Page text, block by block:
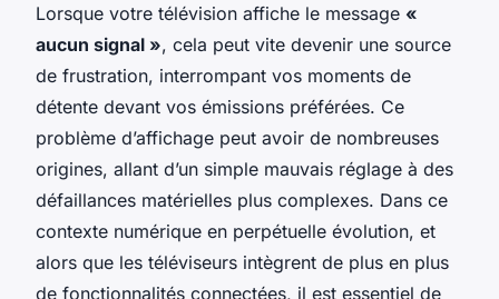
Lorsque votre télévision affiche le message «
aucun signal », cela peut vite devenir une source
de frustration, interrompant vos moments de
détente devant vos émissions préférées. Ce
problème d’affichage peut avoir de nombreuses
origines, allant d’un simple mauvais réglage à des
défaillances matérielles plus complexes. Dans ce
contexte numérique en perpétuelle évolution, et
alors que les téléviseurs intègrent de plus en plus
de fonctionnalités connectées, il est essentiel de